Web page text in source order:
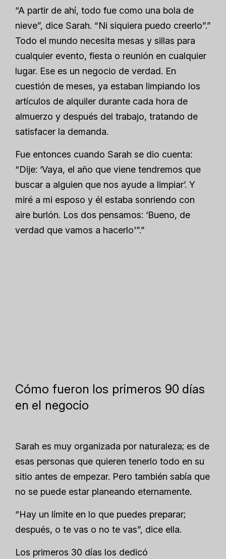
“A partir de ahí, todo fue como una bola de
nieve”, dice Sarah. “Ni siquiera puedo creerlo”.”
Todo el mundo necesita mesas y sillas para
cualquier evento, fiesta o reunión en cualquier
lugar. Ese es un negocio de verdad. En
cuestión de meses, ya estaban limpiando los
artículos de alquiler durante cada hora de
almuerzo y después del trabajo, tratando de
satisfacer la demanda.
Fue entonces cuando Sarah se dio cuenta:
“Dije: ‘Vaya, el año que viene tendremos que
buscar a alguien que nos ayude a limpiar’. Y
miré a mi esposo y él estaba sonriendo con
aire burlón. Los dos pensamos: ‘Bueno, de
verdad que vamos a hacerlo'”.”
Cómo fueron los primeros 90 días
en el negocio
Sarah es muy organizada por naturaleza; es de
esas personas que quieren tenerlo todo en su
sitio antes de empezar. Pero también sabía que
no se puede estar planeando eternamente.
“Hay un límite en lo que puedes preparar;
después, o te vas o no te vas”, dice ella.
Los primeros 30 días los dedicó